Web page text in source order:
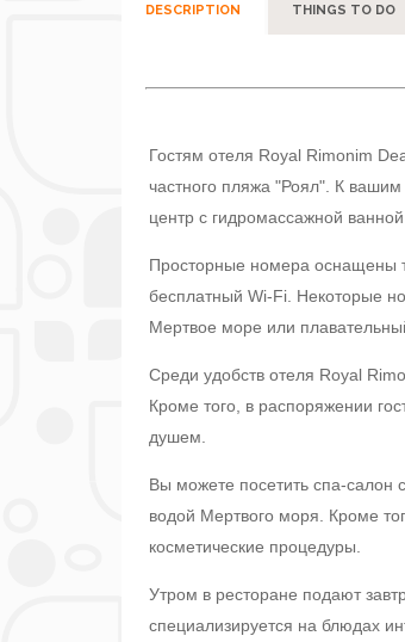
DESCRIPTION THINGS TO DO
Гостям отеля Royal Rimonim
частного пляжа "Роял". К
центр с гидромассажной
Просторные номера оснащены
бесплатный Wi-Fi. Некоторые
Мертвое море или
Среди удобств отеля Royal
Кроме того, в распоряжении
душем.
Вы можете посетить спа-салон
водой Мертвого моря. Кроме
косметические процедуры.
Утром в ресторане подают
специализируется на блюдах